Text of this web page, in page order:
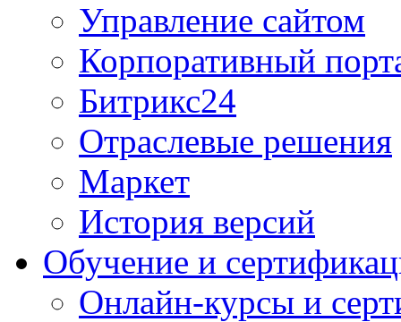
Управление сайтом
Корпоративный
Битрикс24
Отраслевые решения
Маркет
История версий
Обучение и
Онлайн-курсы и